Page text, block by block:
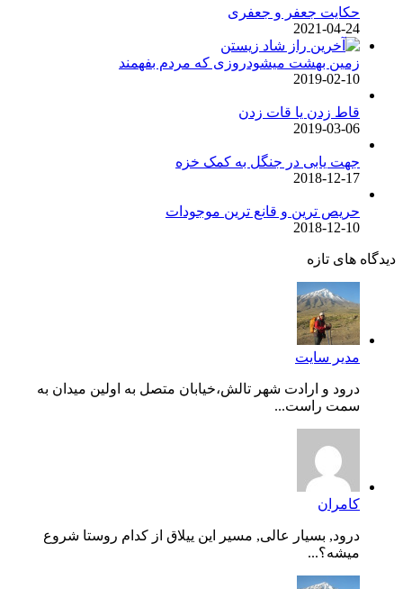
حکایت جعفر و جعفری
2021-04-24
زمین بهشت میشودروزی که مردم بفهمند
2019-02-10
قاط زدن یا قات زدن
2019-03-06
جهت یابی در جنگل به کمک خزه
2018-12-17
حریص ترین و قانع ترین موجودات
2018-12-10
های تازه
مدیر سایت
درود و ارادت شهر تالش،خیابان متصل به اولین میدان به
سمت راست...
کامران
درود, بسیار عالی, مسیر این ییلاق از کدام روستا شروع
میشه؟...